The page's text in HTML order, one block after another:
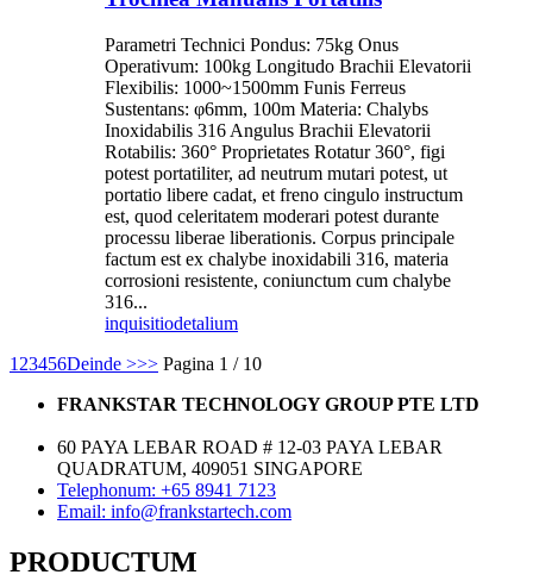
Parametri Technici Pondus: 75kg Onus
Operativum: 100kg Longitudo Brachii Elevatorii
Flexibilis: 1000~1500mm Funis Ferreus
Sustentans: φ6mm, 100m Materia: Chalybs
Inoxidabilis 316 Angulus Brachii Elevatorii
Rotabilis: 360° Proprietates Rotatur 360°, figi
potest portatiliter, ad neutrum mutari potest, ut
portatio libere cadat, et freno cingulo instructum
est, quod celeritatem moderari potest durante
processu liberae liberationis. Corpus principale
factum est ex chalybe inoxidabili 316, materia
corrosioni resistente, coniunctum cum chalybe
316...
inquisitiodetalium
1 23456Deinde >>> Pagina 1 / 10
FRANKSTAR TECHNOLOGY GROUP PTE LTD
60 PAYA LEBAR ROAD # 12-03 PAYA LEBAR
QUADRATUM, 409051 SINGAPORE
Telephonum: +65 8941 7123
Email: info@frankstartech.com
PRODUCTUM